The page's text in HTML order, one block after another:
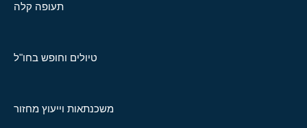
תעופה קלה
טיולים וחופש בחו"ל
משכנתאות וייעוץ מחזור